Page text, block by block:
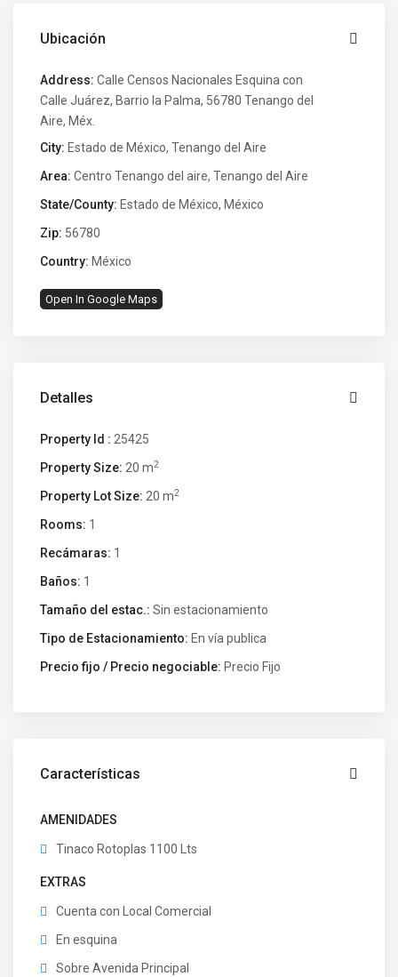
Ubicación
Address: Calle Censos Nacionales Esquina con
Calle Juárez, Barrio la Palma, 56780 Tenango del
Aire, Méx.
City: Estado de México,Tenango del Aire
Area: Centro Tenango del aire,Tenango del Aire
State/County: Estado de México, México
Zip: 56780
Country: México
Open In Google Maps
Detalles
Property Id : 25425
Property Size: 20 m2
Property Lot Size: 20 m2
Rooms: 1
Recámaras: 1
Baños: 1
Tamaño del estac.: Sin estacionamiento
Tipo de Estacionamiento: En vía publica
Precio fijo / Precio negociable: Precio Fijo
Características
AMENIDADES
Tinaco Rotoplas 1100 Lts
EXTRAS
Cuenta con Local Comercial
En esquina
Sobre Avenida Principal